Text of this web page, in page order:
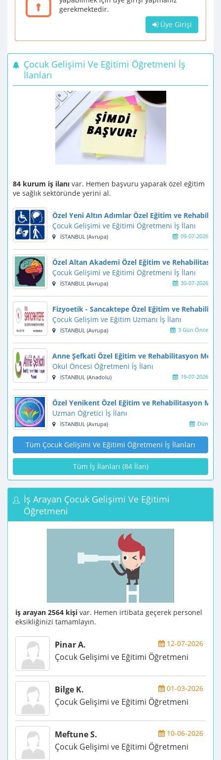
gerekmektedir.
Üye Girişi
Çocuk Gelişimi Ve Eğitimi Öğretmeni İş
İlanları
84 kurum iş ilanı var. Hemen başvuru yaparak özel eğitim
ve sağlık sektöründe yerini al.
Özel Yeni Altın Adımlar Özel Eğitim ve
Çocuk Gelişimi ve Eğitimi Öğretmeni İş İlanı
09-07-2026
İSTANBUL (Avrupa)
Özel Altan Akademi Özel Eğitim ve
Çocuk Gelişimi ve Eğitimi Öğretmeni İş İlanı
30-07-2026
İSTANBUL (Avrupa)
Fizyoetik - Sancaktepe Özel Eğitim ve
Çocuk Gelişim ve Eğitim Uzmanı İş İlanı
3 Gün Önce
İSTANBUL (Avrupa)
Anne Şefkati Özel Eğitim ve Rehabilitasyon
Okul Öncesi Öğretmeni İş İlanı
19-07-2026
İSTANBUL (Anadolu)
Özel Yenikent Özel Eğitim ve Rehabilitasyon
Uzman Öğretici İş İlanı
Dün
İSTANBUL (Avrupa)
Tüm Çocuk Gelişimi Ve Eğitimi Öğretmeni İş İlanları
Tüm İş İlanları (84 İlan)
İş Arayan Çocuk Gelişimi Ve Eğitimi
Öğretmeni
iş arayan 2564 kişi var. Hemen irtibata geçerek personel
eksikliğinizi tamamlayın.
12-07-2026
Pinar A.
Çocuk Gelişimi ve Eğitimi Öğretmeni
01-03-2026
Bilge K.
Çocuk Gelişimi ve Eğitimi Öğretmeni
10-06-2026
Meftune S.
Çocuk Gelişimi ve Eğitimi Öğretmeni